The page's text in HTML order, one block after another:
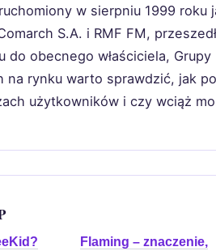
w sierpniu 1999 roku
S.A. i RMF FM,
do obecnego właściciela, Grupy
na rynku warto sprawdzić, jak
użytkowników i czy wciąż
Flaming – znaczenie,